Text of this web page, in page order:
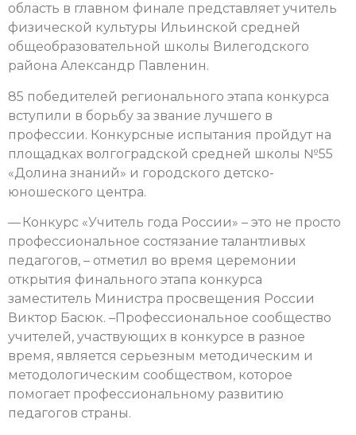
область в главном финале представляет учитель
физической культуры Ильинской средней
общеобразовательной школы Вилегодского
района Александр Павленин.
85 победителей регионального этапа конкурса
вступили в борьбу за звание лучшего в
профессии. Конкурсные испытания пройдут на
площадках волгоградской средней школы №55
«Долина знаний» и городского детско-
юношеского центра.
— Конкурс «Учитель года России» – это не просто
профессиональное состязание талантливых
педагогов, – отметил во время церемонии
открытия финального этапа конкурса
заместитель Министра просвещения России
Виктор Басюк. –Профессиональное сообщество
учителей, участвующих в конкурсе в разное
время, является серьезным методическим и
методологическим сообществом, которое
помогает профессиональному развитию
педагогов страны.